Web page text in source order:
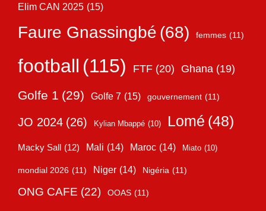
Elim CAN 2025 (15)
Faure Gnassingbé (68) femmes (11)
football (115) FTF (20) Ghana (19)
Golfe 1 (29) Golfe 7 (15) gouvernement (11)
JO 2024 (26) Kylian Mbappé (10) Lomé (48)
Macky Sall (12) Mali (14) Maroc (14) Miato (10)
mondial 2026 (11) Niger (14) Nigéria (11)
ONG CAFE (22) OOAS (11)